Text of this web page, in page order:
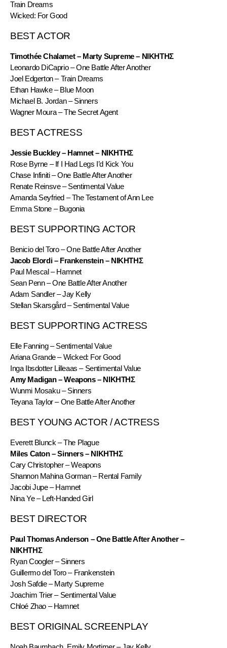
Train Dreams
Wicked: For Good
BEST ACTOR
Timothée Chalamet – Marty Supreme – ΝΙΚΗΤΗΣ
Leonardo DiCaprio – One Battle After Another
Joel Edgerton – Train Dreams
Ethan Hawke – Blue Moon
Michael B. Jordan – Sinners
Wagner Moura – The Secret Agent
BEST ACTRESS
Jessie Buckley – Hamnet – ΝΙΚΗΤΗΣ
Rose Byrne – If I Had Legs I’d Kick You
Chase Infiniti – One Battle After Another
Renate Reinsve – Sentimental Value
Amanda Seyfried – The Testament of Ann Lee
Emma Stone – Bugonia
BEST SUPPORTING ACTOR
Benicio del Toro – One Battle After Another
Jacob Elordi – Frankenstein – ΝΙΚΗΤΗΣ
Paul Mescal – Hamnet
Sean Penn – One Battle After Another
Adam Sandler – Jay Kelly
Stellan Skarsgård – Sentimental Value
BEST SUPPORTING ACTRESS
Elle Fanning – Sentimental Value
Ariana Grande – Wicked: For Good
Inga Ibsdotter Lilleaas – Sentimental Value
Amy Madigan – Weapons – ΝΙΚΗΤΗΣ
Wunmi Mosaku – Sinners
Teyana Taylor – One Battle After Another
BEST YOUNG ACTOR / ACTRESS
Everett Blunck – The Plague
Miles Caton – Sinners – ΝΙΚΗΤΗΣ
Cary Christopher – Weapons
Shannon Mahina Gorman – Rental Family
Jacobi Jupe – Hamnet
Nina Ye – Left-Handed Girl
BEST DIRECTOR
Paul Thomas Anderson – One Battle After Another –
ΝΙΚΗΤΗΣ
Ryan Coogler – Sinners
Guillermo del Toro – Frankenstein
Josh Safdie – Marty Supreme
Joachim Trier – Sentimental Value
Chloé Zhao – Hamnet
BEST ORIGINAL SCREENPLAY